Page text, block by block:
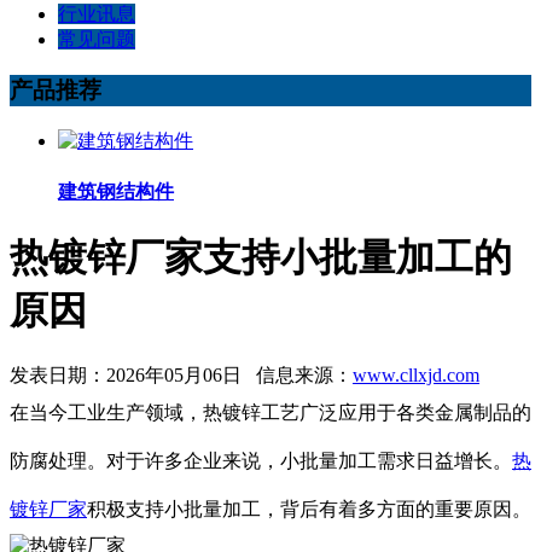
行业讯息
常见问题
产品推荐
建筑钢结构件
热镀锌厂家支持小批量加工的
原因
发表日期：2026年05月06日 信息来源： www.cllxjd.com
在当今工业生产领域，热镀锌工艺广泛应用于各类金属制品的
防腐处理。对于许多企业来说，小批量加工需求日益增长。 热
镀锌厂家积极支持小批量加工，背后有着多方面的重要原因。